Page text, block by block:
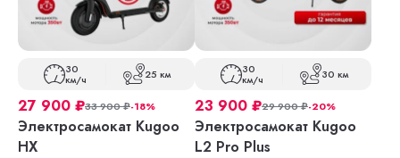
30
км/ч 25 км
27 900 ₽33 900₽-18%
Электросамокат Kugoo
HX
30
км/ч 30 км
23 900 ₽29 900₽-20%
Электросамокат Kugoo
L2 Pro Plus